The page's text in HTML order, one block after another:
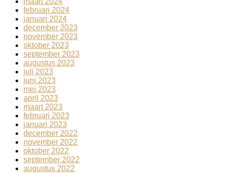
februari 2024
januari 2024
december 2023
november 2023
oktober 2023
september 2023
augustus 2023
juli 2023
juni 2023
mei 2023
april 2023
maart 2023
februari 2023
januari 2023
december 2022
november 2022
oktober 2022
september 2022
augustus 2022